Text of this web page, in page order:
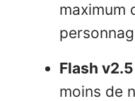
maximum
Flash v2.5
moins de